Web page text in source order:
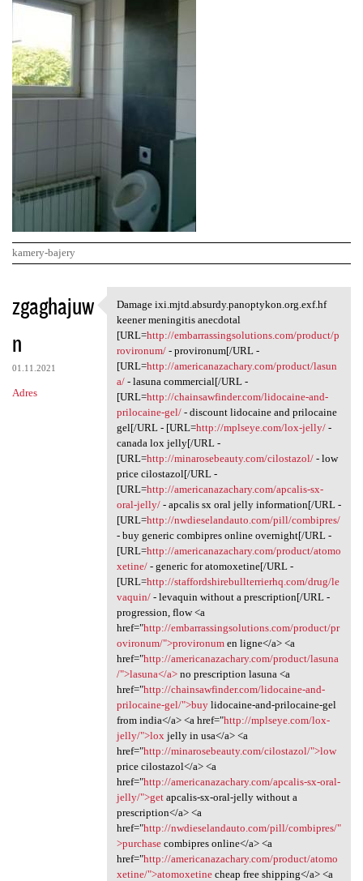
kamery-bajery
K
o
m
e
n
zgaghajuw
n
01.11.2021
Adres
Damage ixi.mjtd.absurdy
Damage ixi.mjtd.absurdy.panoptykon.org.exf.hf
keener meningitis anecdotal
[URL=http://embarrassingsolutions.com/product/p
rovironum/- provironum[/URL -
[URL=http://americanazachary.com/product/lasun
a/- lasuna commercial[/URL -
[URL=http://chainsawfinder.com/lidocaine-and-
prilocaine-gel/- discount lidocaine and prilocaine
gel[/URL - [URL=http://mplseye.com/lox-jelly/-
canada lox jelly[/URL -
[URL=http://minarosebeauty.com/cilostazol/- low
price cilostazol[/URL -
[URL=http://americanazachary.com/apcalis-sx-
oral-jelly/- apcalis sx oral jelly information[/URL -
[URL=http://nwdieselandauto.com/pill/combipres/
- buy generic combipres online overnight[/URL -
[URL=http://americanazachary.com/product/atomo
xetine/- generic for atomoxetine[/URL -
[URL=http://staffordshirebullterrierhq.com/drug/le
vaquin/- levaquin without a prescription[/URL -
progression, flow <a
href="http://embarrassingsolutions.com/product/pr
ovironum/">provironumen ligne</a> <a
href="http://americanazachary.com/product/lasuna
/">lasuna</a>no prescription lasuna <a
href="http://chainsawfinder.com/lidocaine-and-
prilocaine-gel/">buylidocaine-and-prilocaine-gel
from india</a> <a href="http://mplseye.com/lox-
jelly/">lox jelly in usa</a> <a
href="http://minarosebeauty.com/cilostazol/">low
price cilostazol</a> <a
href="http://americanazachary.com/apcalis-sx-oral-
jelly/">getapcalis-sx-oral-jelly without a
prescription</a> <a
href="http://nwdieselandauto.com/pill/combipres/"
>purchasecombipres online</a> <a
href="http://americanazachary.com/product/atomo
xetine/">atomoxetinecheap free shipping</a> <a